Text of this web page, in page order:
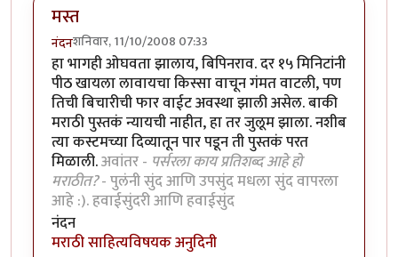
मस्त
नंदनशनिवार, 11/10/2008 07:33
हा भागही ओघवता झालाय, बिपिनराव. दर १५ मिनिटांनी
पीठ खायला लावायचा किस्सा वाचून गंमत वाटली, पण
तिची बिचारीची फार वाईट अवस्था झाली असेल. बाकी
मराठी पुस्तकं न्यायची नाहीत, हा तर जुलूम झाला. नशीब
त्या कस्टमच्या दिव्यातून पार पडून ती पुस्तकं परत
मिळाली.अवांतर - पर्सरला काय प्रतिशब्द आहे हो
मराठीत?- पुलंनी सुंद आणि उपसुंद मधला सुंद वापरला
आहे :). हवाईसुंदरी आणि हवाईसुंद
नंदन
मराठी साहित्यविषयक अनुदिनी